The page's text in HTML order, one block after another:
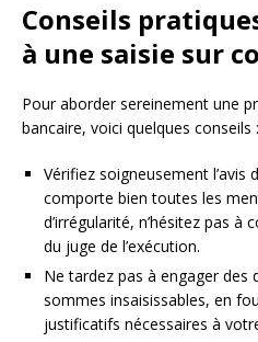
Conseils
à une saisie sur
Pour aborder sereinement une
bancaire, voici quelques conseils :
Vérifiez soigneusement l’avis
comporte bien toutes les
d’irrégularité, n’hésitez pas
du juge de l’exécution.
Ne tardez pas à engager des
sommes insaisissables, en
justificatifs nécessaires à